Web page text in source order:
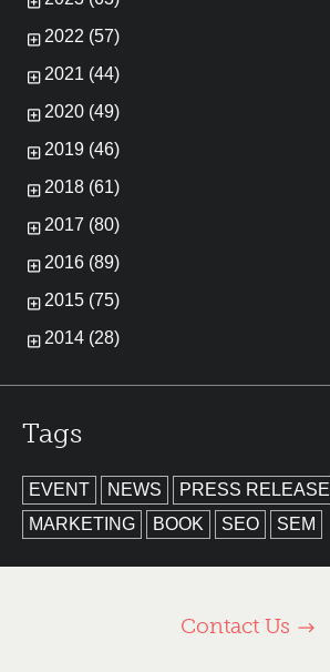
2022 (57)
2021 (44)
2020 (49)
2019 (46)
2018 (61)
2017 (80)
2016 (89)
2015 (75)
2014 (28)
Tags
EVENT NEWS PRESS RELEASE
MARKETING
BOOK SEO SEM
Contact Us